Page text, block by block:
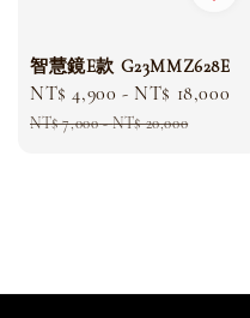
智慧鏡E款 G23MMZ628E
Sale
price
NT$ 4,900 - NT$ 18,000
NT$ 7,000-NT$ 20,000